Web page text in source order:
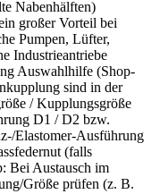
Nabenhälften)
großer Vorteil bei
Pumpen, Lüfter,
Industrieantriebe
Auswahlhilfe (Shop-
sind in der
/ Kupplungsgröße
D1 / D2 bzw.
Elastomer-Ausführung
(falls
Bei Austausch im
Größe prüfen (z. B.